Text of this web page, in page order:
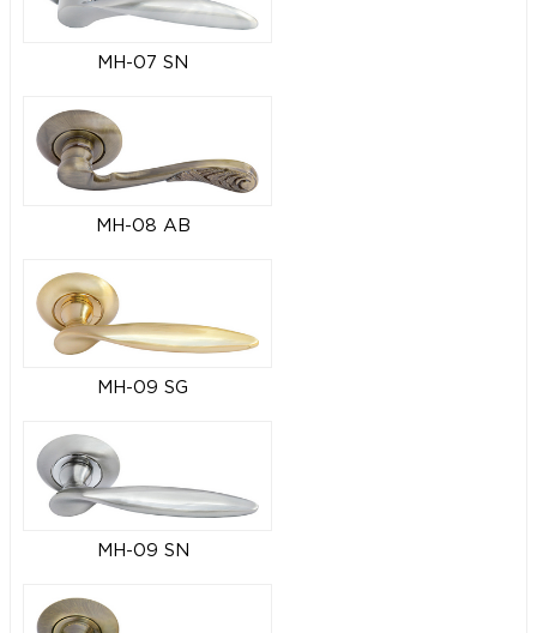
MH-07 SN
MH-08 AB
MH-09 SG
MH-09 SN